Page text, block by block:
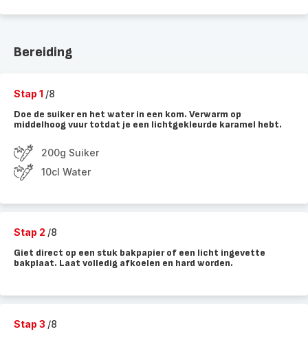
Bereiding
Stap 1 /8
Doe de suiker en het water in een kom. Verwarm op
middelhoog vuur totdat je een lichtgekleurde karamel hebt.
200g Suiker
10cl Water
Stap 2 /8
Giet direct op een stuk bakpapier of een licht ingevette
bakplaat. Laat volledig afkoelen en hard worden.
Stap 3 /8